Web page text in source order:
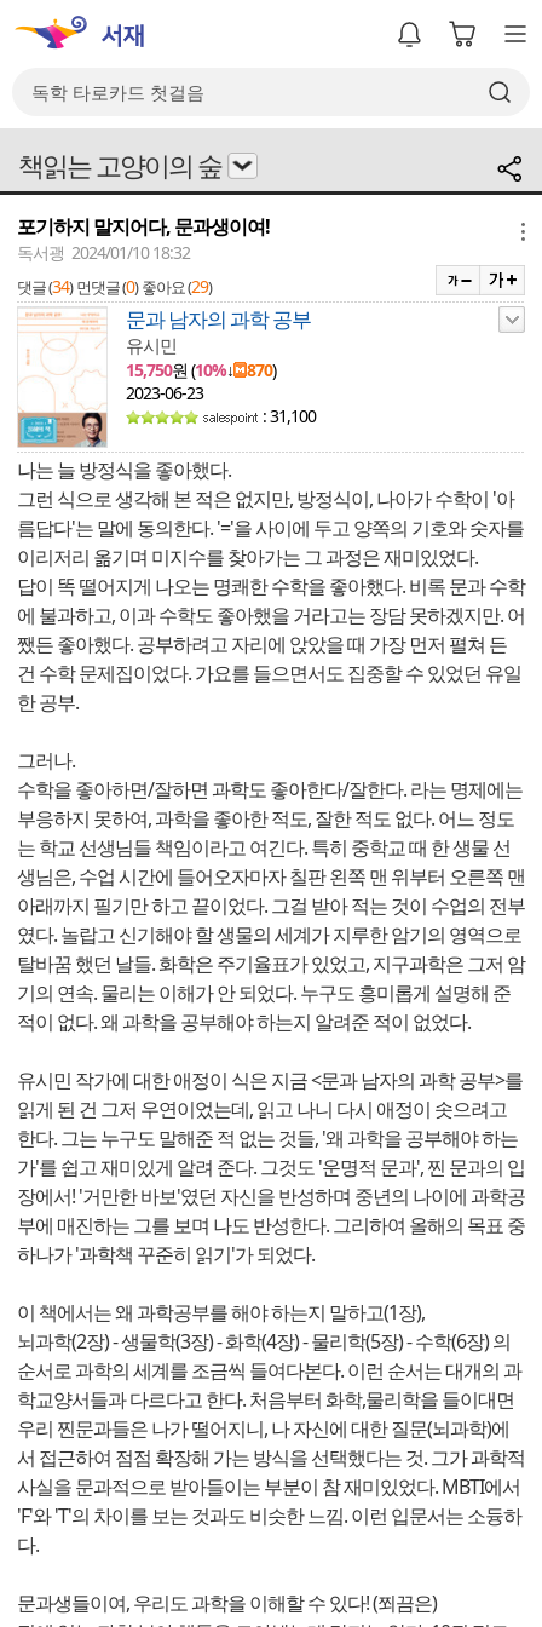
책읽는 고양이의 숲
포기하지 말지어다, 문과생이여!
독서괭 2024/01/10 18:32
댓글 (34) 먼댓글 (0) 좋아요 (29)
문과 남자의 과학 공부
유시민
15,750원 (10%↓ 870)
2023-06-23
: 31,100
나는 늘 방정식을 좋아했다.
그런 식으로 생각해 본 적은 없지만, 방정식이, 나아가 수학이 '아
름답다'는 말에 동의한다. '='을 사이에 두고 양쪽의 기호와 숫자를
이리저리 옮기며 미지수를 찾아가는 그 과정은 재미있었다.
답이 똑 떨어지게 나오는 명쾌한 수학을 좋아했다. 비록 문과 수학
에 불과하고, 이과 수학도 좋아했을 거라고는 장담 못하겠지만. 어
쨌든 좋아했다. 공부하려고 자리에 앉았을 때 가장 먼저 펼쳐 든
건 수학 문제집이었다. 가요를 들으면서도 집중할 수 있었던 유일
한 공부.
그러나.
수학을 좋아하면/잘하면 과학도 좋아한다/잘한다. 라는 명제에는
부응하지 못하여, 과학을 좋아한 적도, 잘한 적도 없다. 어느 정도
는 학교 선생님들 책임이라고 여긴다. 특히 중학교 때 한 생물 선
생님은, 수업 시간에 들어오자마자 칠판 왼쪽 맨 위부터 오른쪽 맨
아래까지 필기만 하고 끝이었다. 그걸 받아 적는 것이 수업의 전부
였다. 놀랍고 신기해야 할 생물의 세계가 지루한 암기의 영역으로
탈바꿈 했던 날들. 화학은 주기율표가 있었고, 지구과학은 그저 암
기의 연속. 물리는 이해가 안 되었다. 누구도 흥미롭게 설명해 준
적이 없다. 왜 과학을 공부해야 하는지 알려준 적이 없었다.
유시민 작가에 대한 애정이 식은 지금 <문과 남자의 과학 공부>를
읽게 된 건 그저 우연이었는데, 읽고 나니 다시 애정이 솟으려고
한다. 그는 누구도 말해준 적 없는 것들, '왜 과학을 공부해야 하는
가'를 쉽고 재미있게 알려 준다. 그것도 '운명적 문과', 찐 문과의 입
장에서! '거만한 바보'였던 자신을 반성하며 중년의 나이에 과학공
부에 매진하는 그를 보며 나도 반성한다. 그리하여 올해의 목표 중
하나가 '과학책 꾸준히 읽기'가 되었다.
이 책에서는 왜 과학공부를 해야 하는지 말하고(1장),
뇌과학(2장) - 생물학(3장) - 화학(4장) - 물리학(5장) - 수학(6장) 의
순서로 과학의 세계를 조금씩 들여다본다. 이런 순서는 대개의 과
학교양서들과 다르다고 한다. 처음부터 화학,물리학을 들이대면
우리 찐문과들은 나가 떨어지니, 나 자신에 대한 질문(뇌과학)에
서 접근하여 점점 확장해 가는 방식을 선택했다는 것. 그가 과학적
사실을 문과적으로 받아들이는 부분이 참 재미있었다. MBTI에서
'F'와 'T'의 차이를 보는 것과도 비슷한 느낌. 이런 입문서는 소듕하
다.
문과생들이여, 우리도 과학을 이해할 수 있다! (쬐끔은)